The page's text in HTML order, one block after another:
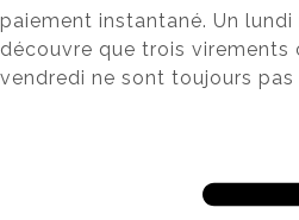
paiement instantané. Un
découvre que trois
vendredi ne sont toujours pas